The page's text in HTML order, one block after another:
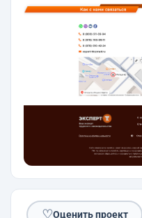
♡Оценить проект